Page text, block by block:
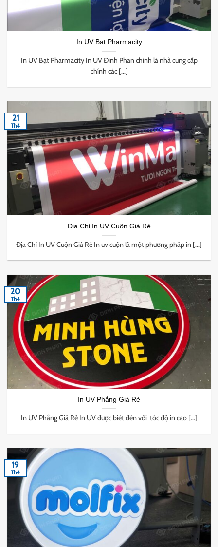
In UV Bạt Pharmacity
In UV Bạt Pharmacity In UV Đinh Phan chính là nhà cung cấp
chính các [...]
Địa Chỉ In UV Cuộn Giá Rẻ
Địa Chỉ In UV Cuộn Giá Rẻ In uv cuộn là một phương pháp in [...]
21
Th4
In UV Phẳng Giá Rẻ
In UV Phẳng Giá Rẻ In UV được biết đến với tốc độ in cao [...]
20
Th4
19
Th4